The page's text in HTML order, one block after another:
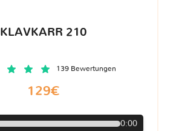
KLAVKARR 210
139 Bewertungen
129€
0:00